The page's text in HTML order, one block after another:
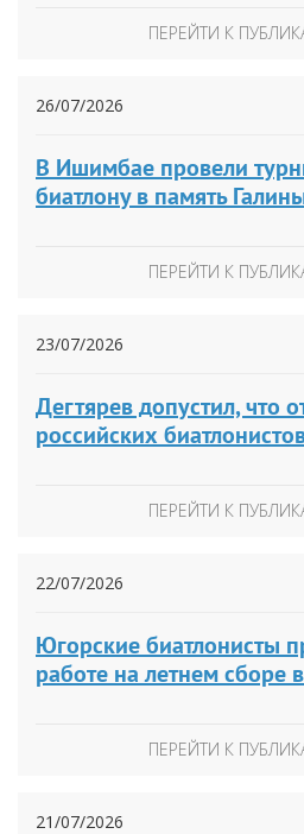
ПЕРЕЙТИ К
26/07/2026
В Ишимбае провели
биатлону в память
ПЕРЕЙТИ К
23/07/2026
Дегтярев допустил, что
российских
ПЕРЕЙТИ К
22/07/2026
Югорские биатлонисты
работе на летнем сборе
ПЕРЕЙТИ К
21/07/2026